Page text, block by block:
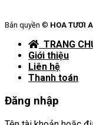
Bản quyền © HOA TƯƠI
TRANG
Giới thiệu
Liên hệ
Thanh toán
Đăng nhập